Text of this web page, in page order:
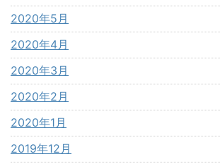
2020年5月
2020年4月
2020年3月
2020年2月
2020年1月
2019年12月